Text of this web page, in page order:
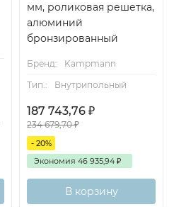
мм, роликовая решетка,
алюминий
бронзированный
Бренд:
Kampmann
Тип.:
Внутрипольный
187 743,76 ₽
234 679,70₽
- 20%
Экономия 46 935,94 ₽
В корзину